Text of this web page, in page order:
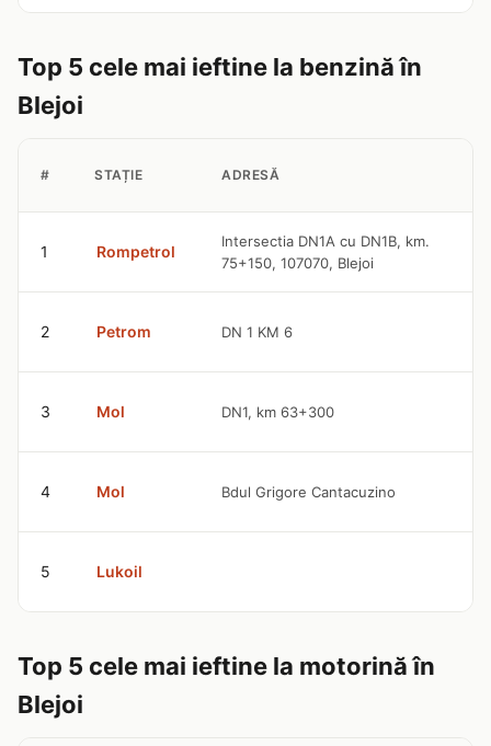
Top 5 cele mai ieftine la benzină în
Blejoi
# STAȚIE ADRESĂ
1 Rompetrol
Intersectia DN1A cu DN1B, km.
75+150, 107070, Blejoi
2 Petrom DN 1 KM 6
3 Mol DN1, km 63+300
4 Mol Bdul Grigore Cantacuzino
5 Lukoil
Top 5 cele mai ieftine la motorină în
Blejoi